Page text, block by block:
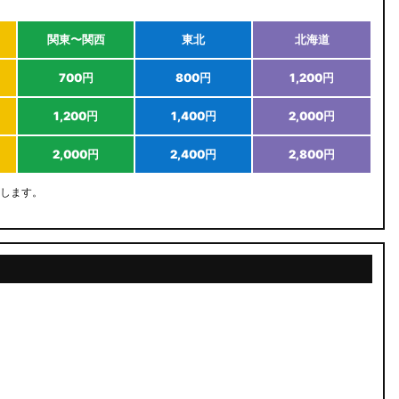
関東〜関西 東北 北海道
700円 800円 1,200円
1,200円 1,400円 2,000円
2,000円 2,400円 2,800円
ます。